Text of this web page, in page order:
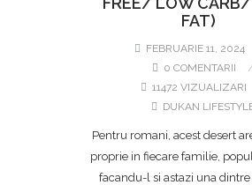
FAT)
FEBRUARIE 11, 2024
0 COMENTARII
11472 VIZUALIZARI
DUKAN
Pentru romani, acest desert
proprie in fiecare familie,
facandu-l si astazi una